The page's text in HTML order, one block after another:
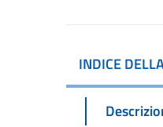
INDICE